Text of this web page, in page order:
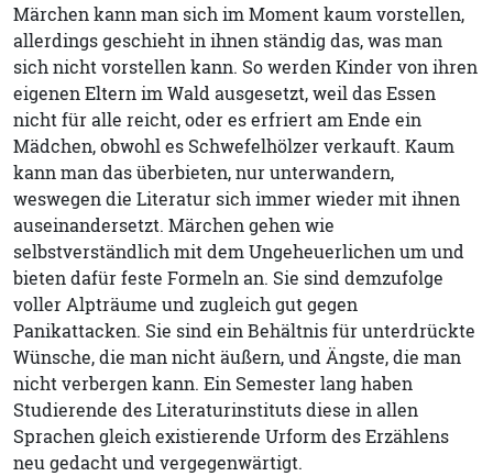
Märchen kann man sich im Moment kaum vorstellen,
allerdings geschieht in ihnen ständig das, was man
sich nicht vorstellen kann. So werden Kinder von ihren
eigenen Eltern im Wald ausgesetzt, weil das Essen
nicht für alle reicht, oder es erfriert am Ende ein
Mädchen, obwohl es Schwefelhölzer verkauft. Kaum
kann man das überbieten, nur unterwandern,
weswegen die Literatur sich immer wieder mit ihnen
auseinandersetzt. Märchen gehen wie
selbstverständlich mit dem Ungeheuerlichen um und
bieten dafür feste Formeln an. Sie sind demzufolge
voller Alpträume und zugleich gut gegen
Panikattacken. Sie sind ein Behältnis für unterdrückte
Wünsche, die man nicht äußern, und Ängste, die man
nicht verbergen kann. Ein Semester lang haben
Studierende des Literaturinstituts diese in allen
Sprachen gleich existierende Urform des Erzählens
neu gedacht und vergegenwärtigt.